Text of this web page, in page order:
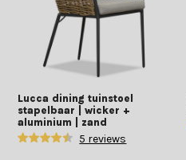
Lucca dining tuinstoel
stapelbaar | wicker +
aluminium | zand
5 reviews